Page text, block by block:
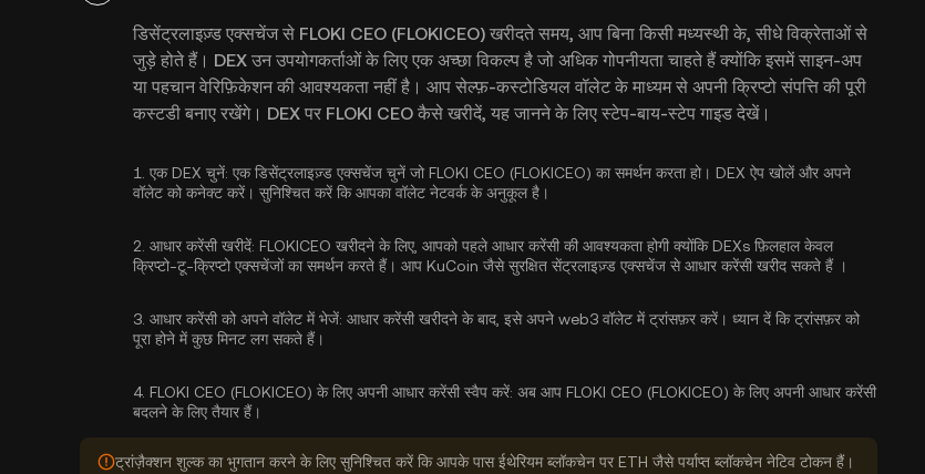
डिसेंट्रलाइज़्ड एक्सचेंज से FLOKI CEO (FLOKICEO) खरीदते समय, आप बिना किसी मध्यस्थी के, सीधे विक्रेताओं से
जुड़े होते हैं। DEX उन उपयोगकर्ताओं के लिए एक अच्छा विकल्प है जो अधिक गोपनीयता चाहते हैं क्योंकि इसमें साइन-अप
या पहचान वेरिफ़िकेशन की आवश्यकता नहीं है। आप सेल्फ़-कस्टोडियल वॉलेट के माध्यम से अपनी क्रिप्टो संपत्ति की पूरी
कस्टडी बनाए रखेंगे। DEX पर FLOKI CEO कैसे खरीदें, यह जानने के लिए स्टेप-बाय-स्टेप गाइड देखें।
1. एक DEX चुनें: एक डिसेंट्रलाइज़्ड एक्सचेंज चुनें जो FLOKI CEO (FLOKICEO) का समर्थन करता हो। DEX ऐप खोलें और अपने
वॉलेट को कनेक्ट करें। सुनिश्चित करें कि आपका वॉलेट नेटवर्क के अनुकूल है।
2. आधार करेंसी खरीदें: FLOKICEO खरीदने के लिए, आपको पहले आधार करेंसी की आवश्यकता होगी क्योंकि DEXs फ़िलहाल केवल
क्रिप्टो-टू-क्रिप्टो एक्सचेंजों का समर्थन करते हैं। आप KuCoin जैसे सुरक्षित सेंट्रलाइज़्ड एक्सचेंज सेआधार करेंसी खरीद सकते हैं ।
3. आधार करेंसी को अपने वॉलेट में भेजें: आधार करेंसी खरीदने के बाद, इसे अपने web3 वॉलेट में ट्रांसफ़र करें। ध्यान दें कि ट्रांसफ़र को
पूरा होने में कुछ मिनट लग सकते हैं।
4. FLOKI CEO (FLOKICEO) के लिए अपनी आधार करेंसी स्वैप करें: अब आप FLOKI CEO (FLOKICEO) के लिए अपनी आधार करेंसी
बदलने के लिए तैयार हैं।
ट्रांज़ैक्शन शुल्क का भुगतान करने के लिए सुनिश्चित करें कि आपके पास ईथेरियम ब्लॉकचेन पर ETH जैसे पर्याप्त ब्लॉकचेन नेटिव टोकन हैं।